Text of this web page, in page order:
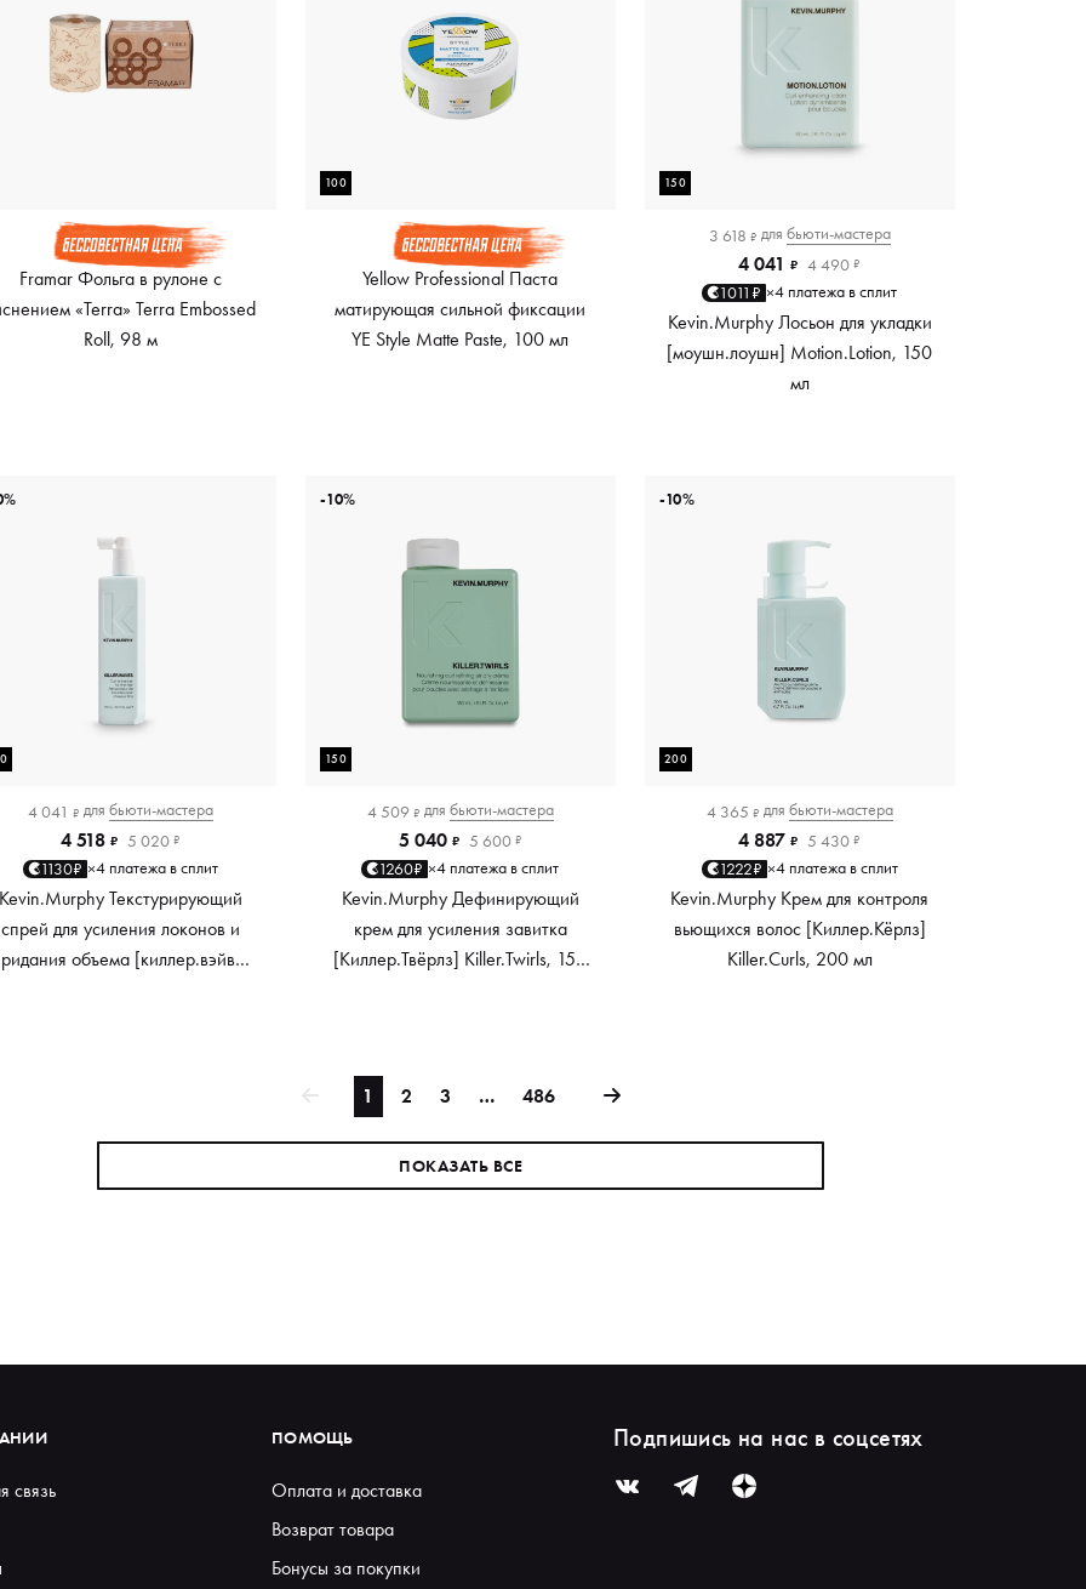
Framar Фольга в рулоне с
«Terra» Terra Embossed
Roll, 98 м
100
Yellow Professional Паста
матирующая сильной фиксации
YE Style Matte Paste, 100 мл
150
3 618 ₽ для бьюти-мастера
4 041 ₽ 4 490 ₽
1011₽ ×4 платежа в сплит
Kevin.Murphy Лосьон для укладки
[моушн.лоушн] Motion.Lotion, 150
мл
4 041 ₽ для бьюти-мастера
4 518 ₽ 5 020 ₽
1130₽ ×4 платежа в сплит
Kevin.Murphy Текстурирующий
спрей для усиления локонов и
объема [киллер.вэйвс]
150
4 509 ₽ для бьюти-мастера
5 040 ₽ 5 600 ₽
1260₽ ×4 платежа в сплит
Kevin.Murphy Дефинирующий
крем для усиления завитка
[Киллер.Твёрлз] Killer.Twirls, 150
-10%
200
4 365 ₽ для бьюти-мастера
4 887 ₽ 5 430 ₽
1222₽ ×4 платежа в сплит
Kevin.Murphy Крем для контроля
вьющихся волос [Киллер.Кёрлз]
Killer.Curls, 200 мл
-10%
1 2 3 … 486
ПОКАЗАТЬ ВСЕ
связь
ПОМОЩЬ
Оплата и доставка
Возврат товара
Бонусы за покупки
Подпишись на нас в соцсетях